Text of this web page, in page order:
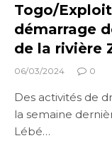
Togo/
démarrage
de la rivière
06/03/2024 0
Des activités de
la semaine
Lébé…